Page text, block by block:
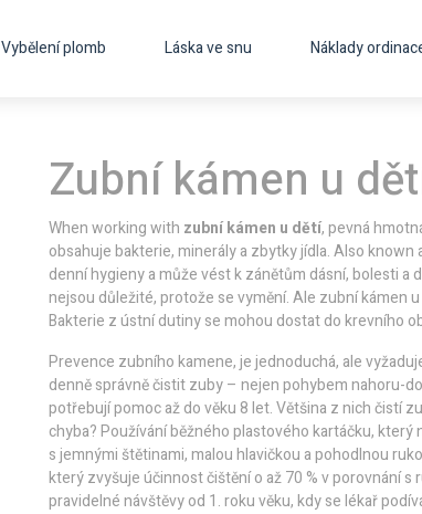
Vybělení plomb Láska ve snu Náklady
Zubní kámen u
When working with zubní kámen u dětí,pevná
obsahuje bakterie, minerály a zbytky jídla. Also known
denní hygieny a může vést k zánětům dásní, bolesti a
nejsou důležité, protože se vymění. Ale zubní kámen
Bakterie z ústní dutiny se mohou dostat do krevního
Prevence zubního kamene,je jednoduchá, ale
denně správně čistit zuby – nejen pohybem nahoru-
potřebují pomoc až do věku 8 let. Většina z nich čistí
chyba? Používání běžného plastového kartáčku,
s jemnými štětinami, malou hlavičkou a pohodlnou
který zvyšuje účinnost čištění o až 70 % v porovnání
pravidelné návštěvy od 1. roku věku, kdy se lékař